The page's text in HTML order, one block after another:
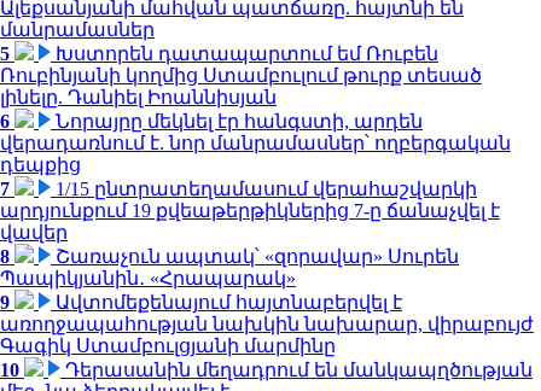
Ալեքսանյանի մահվան պատճառը. հայտնի են
մանրամասներ
5
Խստորեն դատապարտում եմ Ռուբեն
Ռուբինյանի կողմից Ստամբուլում թուրք տեսած
լինելը. Դանիել Իոաննիսյան
6
Նորայրը մեկնել էր հանգստի, արդեն
վերադառնում է. նոր մանրամասներ՝ ողբերգական
դեպքից
7
1/15 ընտրատեղամասում վերահաշվարկի
արդյունքում 19 քվեաթերթիկներից 7-ը ճանաչվել է
վավեր
8
Շառաչուն ապտակ՝ «զորավար» Սուրեն
Պապիկյանին․ «Հրապարակ»
9
Ավտոմեքենայում հայտնաբերվել է
առողջապահության նախկին նախարար, վիրաբույժ
Գագիկ Ստամբուլցյանի մարմինը
10
Դերասանին մեղադրում են մանկապղծության